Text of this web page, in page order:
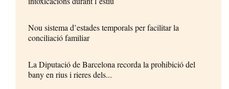
Nou sistema d’estades temporals per facilitar la
conciliació familiar
La Diputació de Barcelona recorda la prohibició del
bany en rius i rieres dels...